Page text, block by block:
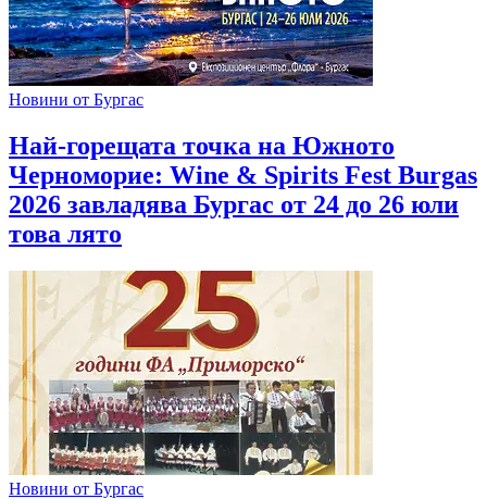
Новини от Бургас
Най-горещата точка на Южното
Черноморие: Wine & Spirits Fest Burgas
2026 завладява Бургас от 24 до 26 юли
това лято
Новини от Бургас